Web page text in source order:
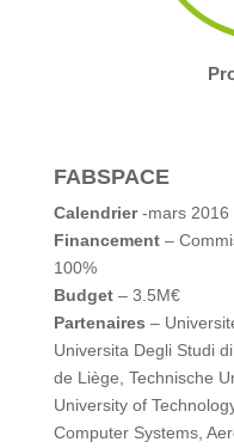
FABSPACE
Calendrier-mars 2016
Financement–
100%
Budget– 3.5M€
Partenaires –
Universita Degli Studi
de Liège, Technische
University of
Computer Systems,